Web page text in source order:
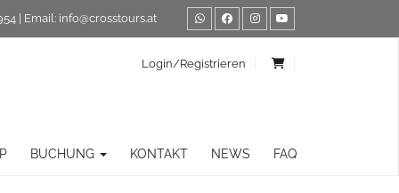
| Email: info@crosstours.at
Login/Registrieren
BUCHUNG KONTAKT NEWS FAQ